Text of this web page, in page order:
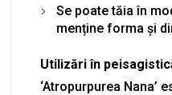
Se poate tăia în
menține forma și
Utilizări în
‘Atropurpurea Nana’